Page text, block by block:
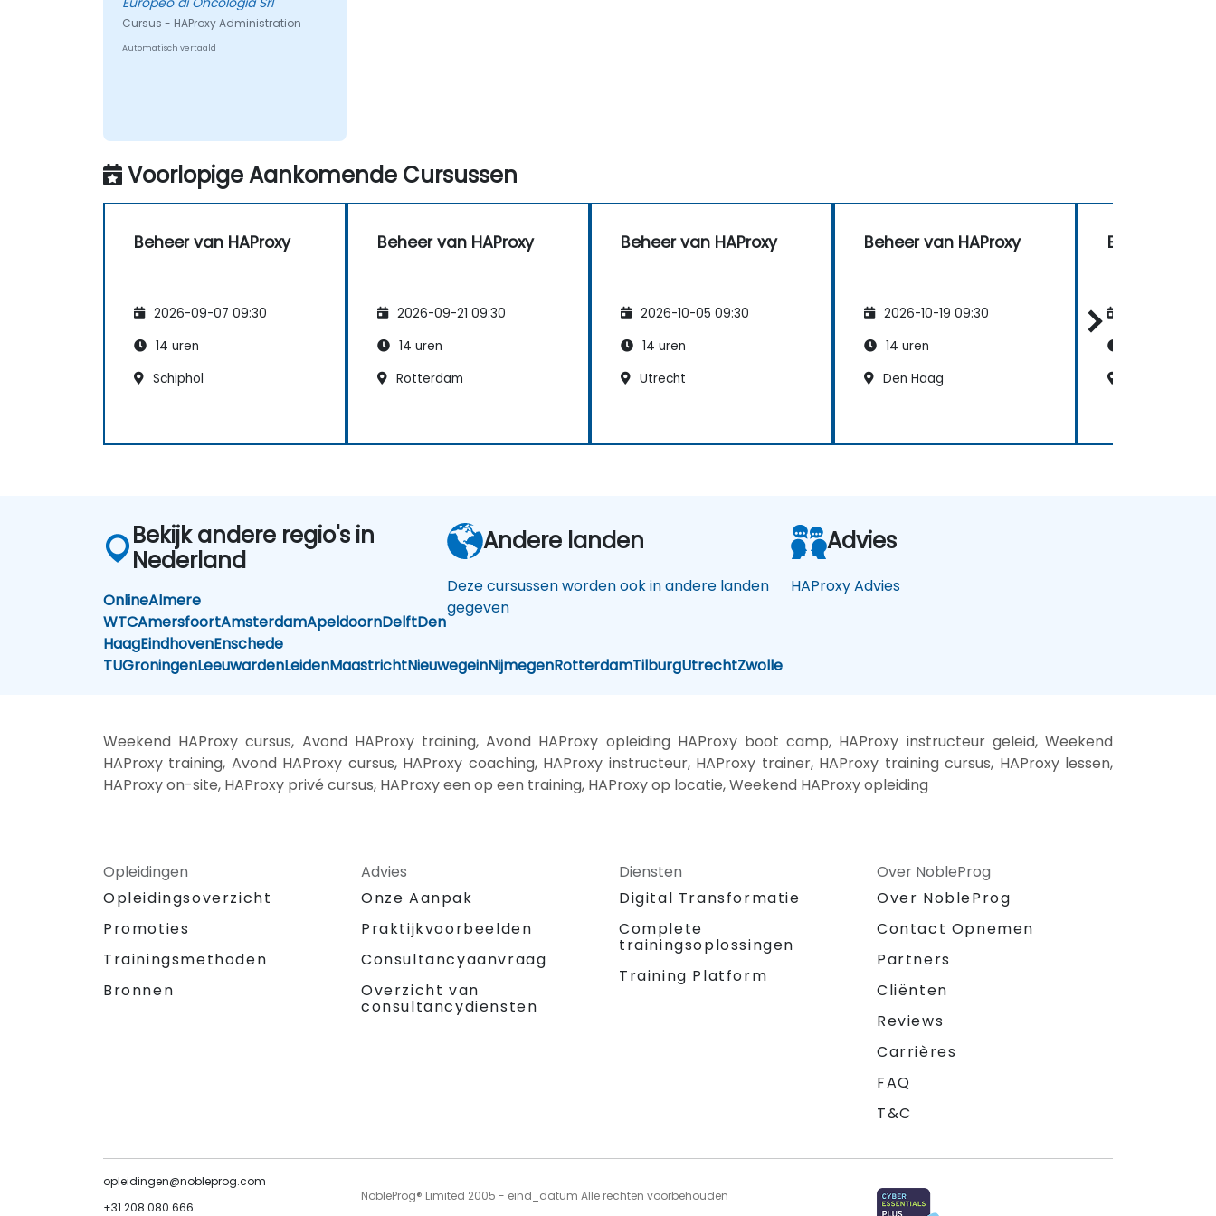
Cursus - HAProxy Administration
Automatisch vertaald
Voorlopige Aankomende Cursussen
Beheer van HAProxy
2026-09-07 09:30
14 uren
Schiphol
Beheer van HAProxy
2026-09-21 09:30
14 uren
Rotterdam
Beheer van HAProxy
2026-10-05 09:30
14 uren
Utrecht
Beheer van HAProxy
2026-10-19 09:30
14 uren
Den Haag
Beheer van
Bekijk andere regio's in
Nederland
OnlineAlmere
WTCAmersfoortAmsterdamApeldoornDelftDen
HaagEindhovenEnschede
TUGroningenLeeuwardenLeidenMaastrichtNieuwegeinNijmegenRotterdamTilburgUtrechtZwolle
Andere landen
Deze cursussen worden ook in andere landen
gegeven
Advies
HAProxy Advies
Weekend HAProxy cursus, Avond HAProxy training, Avond HAProxy opleiding HAProxy boot camp, HAProxy instructeur geleid, Weekend
HAProxy training, Avond HAProxy cursus, HAProxy coaching, HAProxy instructeur, HAProxy trainer, HAProxy training cursus, HAProxy lessen,
HAProxy on-site, HAProxy privé cursus, HAProxy een op een training, HAProxy op locatie, Weekend HAProxy opleiding
Opleidingen
Opleidingsoverzicht
Promoties
Trainingsmethoden
Bronnen
Advies
Onze Aanpak
Praktijkvoorbeelden
Consultancyaanvraag
Overzicht van
consultancydiensten
Diensten
Digital Transformatie
Complete
trainingsoplossingen
Training Platform
Over NobleProg
Over NobleProg
Contact Opnemen
Partners
Cliënten
Reviews
Carrières
FAQ
T&C
opleidingen@nobleprog.com
+31 208 080 666
NobleProg® Limited 2005 - eind_datum Alle rechten voorbehouden